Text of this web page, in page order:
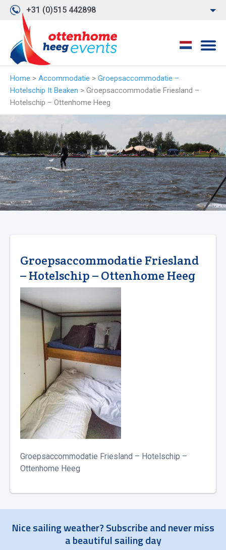
+31 (0)515 442898
Home > Accommodatie > Groepsaccommodatie –
Hotelschip It Beaken > Groepsaccommodatie Friesland –
Hotelschip – Ottenhome Heeg
Groepsaccommodatie Friesland
– Hotelschip – Ottenhome Heeg
Groepsaccommodatie Friesland – Hotelschip –
Ottenhome Heeg
Nice sailing weather? Subscribe and never miss
a beautiful sailing day